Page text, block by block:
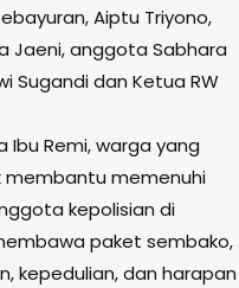
Aiptu Triyono,
Jaeni, anggota Sabhara
Sugandi dan Ketua RW
Remi, warga yang
membantu memenuhi
kepolisian di
paket sembako,
kepedulian, dan harapan